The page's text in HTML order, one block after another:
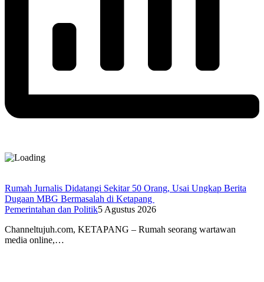
Rumah Jurnalis Didatangi Sekitar 50 Orang, Usai Ungkap Berita
Dugaan MBG Bermasalah di Ketapang
Pemerintahan dan Politik5 Agustus 2026
Channeltujuh.com, KETAPANG – Rumah seorang wartawan
media online,…